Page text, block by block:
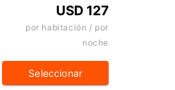
USD 127
por habitación / por
noche
Seleccionar